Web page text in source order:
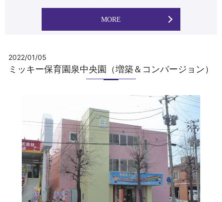
MORE
2022/01/05
ミッキー保育園泉中央園（増築＆コンバージョン）